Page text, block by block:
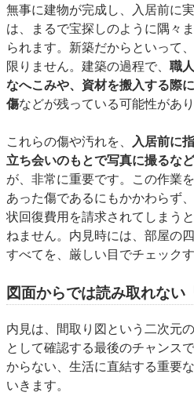
無事に建物が完成し、入居前に
は、まるで宝探しのように隅々
られます。新築だからといって
限りません。建築の過程で、 職
なへこみや、資材を搬入する際
傷などが残っている可能性があり
これらの傷や汚れを、
入居前に
立ち会いのもとで写真に撮るな
が、非常に重要です。この作業
あった傷であるにもかかわらず
状回復費用を請求されてしまう
ねません。内見時には、部屋の
すべてを、厳しい目でチェック
図面からでは読み取れない
内見は、間取り図という二次元
として確認する最後のチャンス
からない、生活に直結する重要
いきます。